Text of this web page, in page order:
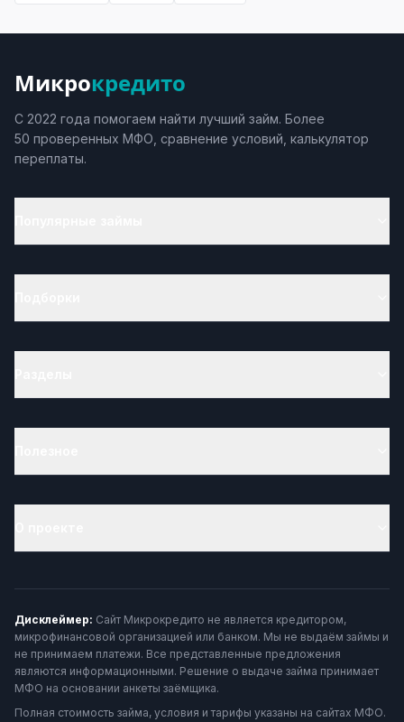
Микрокредито
С 2022 года помогаем найти лучший займ. Более
50 проверенных МФО, сравнение условий, калькулятор
переплаты.
Дисклеймер: Сайт Микрокредито не является кредитором,
микрофинансовой организацией или банком. Мы не выдаём займы и
не принимаем платежи. Все представленные предложения
являются информационными. Решение о выдаче займа принимает
МФО на основании анкеты заёмщика.
Полная стоимость займа, условия и тарифы указаны на сайтах МФО.